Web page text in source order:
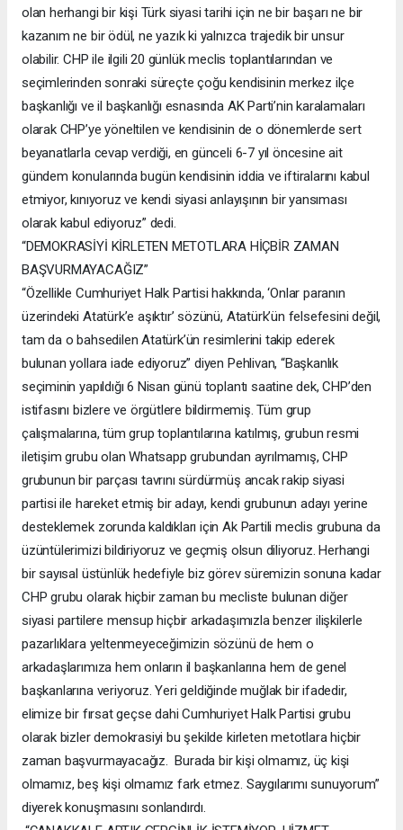
olan herhangi bir kişi Türk siyasi tarihi için ne bir başarı ne bir
kazanım ne bir ödül, ne yazık ki yalnızca trajedik bir unsur
olabilir. CHP ile ilgili 20 günlük meclis toplantılarından ve
seçimlerinden sonraki süreçte çoğu kendisinin merkez ilçe
başkanlığı ve il başkanlığı esnasında AK Parti’nin karalamaları
olarak CHP’ye yöneltilen ve kendisinin de o dönemlerde sert
beyanatlarla cevap verdiği, en günceli 6-7 yıl öncesine ait
gündem konularında bugün kendisinin iddia ve iftiralarını kabul
etmiyor, kınıyoruz ve kendi siyasi anlayışının bir yansıması
olarak kabul ediyoruz” dedi.
“DEMOKRASİYİ KİRLETEN METOTLARA HİÇBİR ZAMAN
BAŞVURMAYACAĞIZ”
“Özellikle Cumhuriyet Halk Partisi hakkında, ‘Onlar paranın
üzerindeki Atatürk’e aşıktır’ sözünü, Atatürk’ün felsefesini değil,
tam da o bahsedilen Atatürk’ün resimlerini takip ederek
bulunan yollara iade ediyoruz” diyen Pehlivan, “Başkanlık
seçiminin yapıldığı 6 Nisan günü toplantı saatine dek, CHP’den
istifasını bizlere ve örgütlere bildirmemiş. Tüm grup
çalışmalarına, tüm grup toplantılarına katılmış, grubun resmi
iletişim grubu olan Whatsapp grubundan ayrılmamış, CHP
grubunun bir parçası tavrını sürdürmüş ancak rakip siyasi
partisi ile hareket etmiş bir adayı, kendi grubunun adayı yerine
desteklemek zorunda kaldıkları için Ak Partili meclis grubuna da
üzüntülerimizi bildiriyoruz ve geçmiş olsun diliyoruz. Herhangi
bir sayısal üstünlük hedefiyle biz görev süremizin sonuna kadar
CHP grubu olarak hiçbir zaman bu mecliste bulunan diğer
siyasi partilere mensup hiçbir arkadaşımızla benzer ilişkilerle
pazarlıklara yeltenmeyeceğimizin sözünü de hem o
arkadaşlarımıza hem onların il başkanlarına hem de genel
başkanlarına veriyoruz. Yeri geldiğinde muğlak bir ifadedir,
elimize bir fırsat geçse dahi Cumhuriyet Halk Partisi grubu
olarak bizler demokrasiyi bu şekilde kirleten metotlara hiçbir
zaman başvurmayacağız. Burada bir kişi olmamız, üç kişi
olmamız, beş kişi olmamız fark etmez. Saygılarımı sunuyorum”
diyerek konuşmasını sonlandırdı.